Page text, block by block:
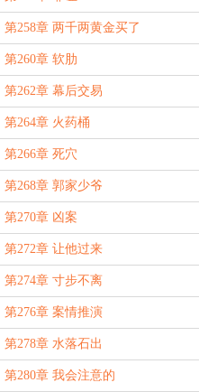
第258章 两千两黄金买了
第260章 软肋
第262章 幕后交易
第264章 火药桶
第266章 死穴
第268章 郭家少爷
第270章 凶案
第272章 让他过来
第274章 寸步不离
第276章 案情推演
第278章 水落石出
第280章 我会注意的